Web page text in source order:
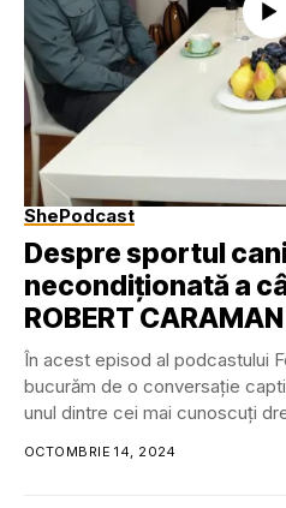
ShePodcast
Despre sportul
necondiționată a
ROBERT CARAMAN
În acest episod al podcastului
bucurăm de o conversație
unul dintre cei mai cunoscuți
OCTOMBRIE 14, 2024